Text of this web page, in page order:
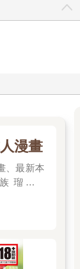
漫畫
、最新本
瑠璃川
，隨時